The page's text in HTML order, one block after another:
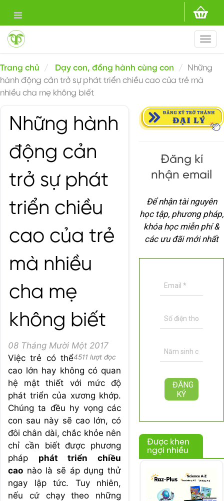
Trang chủ Dạy con, đồng hành cùng con
Những
hành động cản trở sự phát triển chiều cao của trẻ mà
nhiều cha mẹ không biết
Những hành
động cản
trở sự phát
triển chiều
cao của trẻ
mà nhiều
cha mẹ
không biết
08 Tháng Mười Một 2017
4511 lượt đọc
Việc trẻ có thể
cao lớn hay không có quan
hệ mật thiết với mức độ
phát triển của xương khớp.
Chúng ta đều hy vọng các
con sau này sẽ cao lớn, có
đôi chân dài, chắc khỏe nên
chỉ cần biết được phương
pháp phát triển chiều
cao nào là sẽ áp dụng thử
ngay lập tức. Tuy nhiên,
nếu cứ chạy theo những
Đăng kí
nhận email
Để nhận tài nguyên
học tập, phương pháp,
khóa học miễn phí &
các ưu đãi mới nhất
Được khen
ngợi nhiều